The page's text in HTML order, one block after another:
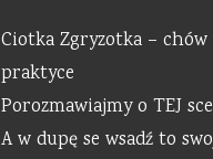
Ciotka Zgryzotka –
praktyce
Porozmawiajmy o TEJ
A w dupę se wsadź to